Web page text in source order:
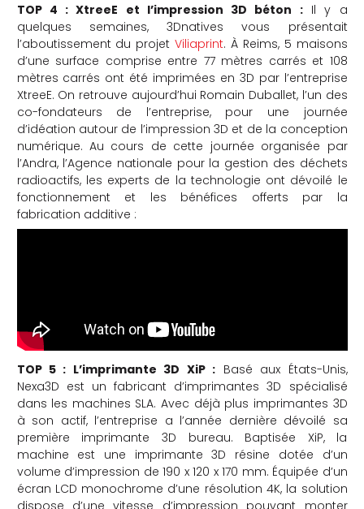
TOP 4 : XtreeE et l’impression 3D béton :Il y a
quelques semaines, 3Dnatives vous présentait
l’aboutissement du projetViliaprint. À Reims, 5 maisons
d’une surface comprise entre 77 mètres carrés et 108
mètres carrés ont été imprimées en 3D par l’entreprise
XtreeE. On retrouve aujourd’hui Romain Duballet, l’un des
co-fondateurs de l’entreprise, pour une journée
d’idéation autour de l’impression 3D et de la conception
numérique. Au cours de cette journée organisée par
l’Andra, l’Agence nationale pour la gestion des déchets
radioactifs, les experts de la technologie ont dévoilé le
fonctionnement et les bénéfices offerts par la
fabrication additive :
TOP 5 : L’imprimante 3D XiP : Basé aux États-Unis,
Nexa3D est un fabricant d’imprimantes 3D spécialisé
dans les machines SLA. Avec déjà plus imprimantes 3D
à son actif, l’entreprise a l’année dernière dévoilé sa
première imprimante 3D bureau. Baptisée XiP, la
machine est une imprimante 3D résine dotée d’un
volume d’impression de 190 x 120 x 170 mm. Équipée d’un
écran LCD monochrome d’une résolution 4K, la solution
dispose d’une vitesse d’impression pouvant monter